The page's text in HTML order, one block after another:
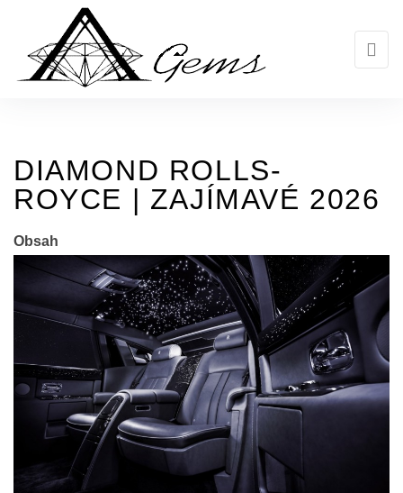
DIAMOND ROLLS-
ROYCE | ZAJÍMAVÉ 2026
Obsah